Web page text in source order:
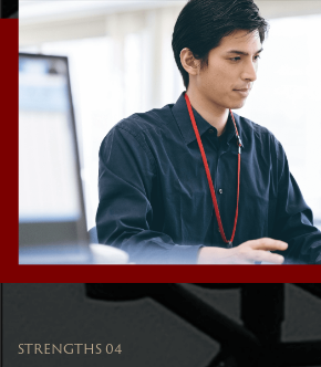
STRENGTHS 04